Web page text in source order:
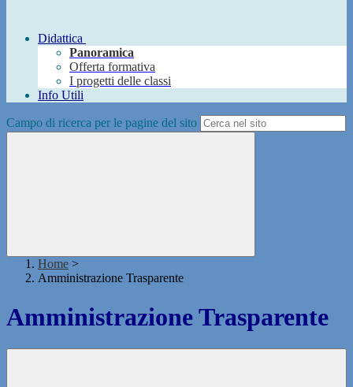
Didattica
Panoramica
Offerta formativa
I progetti delle classi
Info Utili
Campo di ricerca per le pagine del sito
Home >
Amministrazione Trasparente
Amministrazione Trasparente